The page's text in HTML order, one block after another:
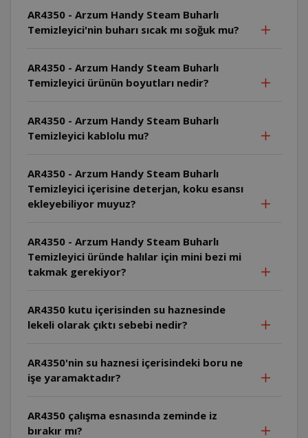
AR4350 - Arzum Handy Steam Buharlı
Temizleyici'nin buharı sıcak mı soğuk mu?
AR4350 - Arzum Handy Steam Buharlı
Temizleyici ürünün boyutları nedir?
AR4350 - Arzum Handy Steam Buharlı
Temizleyici kablolu mu?
AR4350 - Arzum Handy Steam Buharlı
Temizleyici içerisine deterjan, koku esansı
ekleyebiliyor muyuz?
AR4350 - Arzum Handy Steam Buharlı
Temizleyici üründe halılar için mini bezi mi
takmak gerekiyor?
AR4350 kutu içerisinden su haznesinde
lekeli olarak çıktı sebebi nedir?
AR4350'nin su haznesi içerisindeki boru ne
işe yaramaktadır?
AR4350 çalışma esnasında zeminde iz
bırakır mı?